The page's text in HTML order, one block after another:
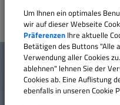
Gemeindeteile
W
Mehr entdecken
Kontakt
Um Ihnen ein optimales
wir auf dieser Webseite
Präferenzen Ihre aktuelle
Betätigen des Buttons "Alle
Verwendung aller Cookies
ablehnen" lehnen Sie der
Cookies ab. Eine Auflistung
ebenfalls in unseren Cookie